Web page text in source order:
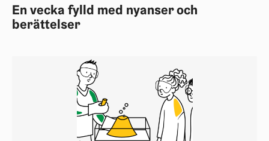
En vecka fylld med nyanser och
berättelser